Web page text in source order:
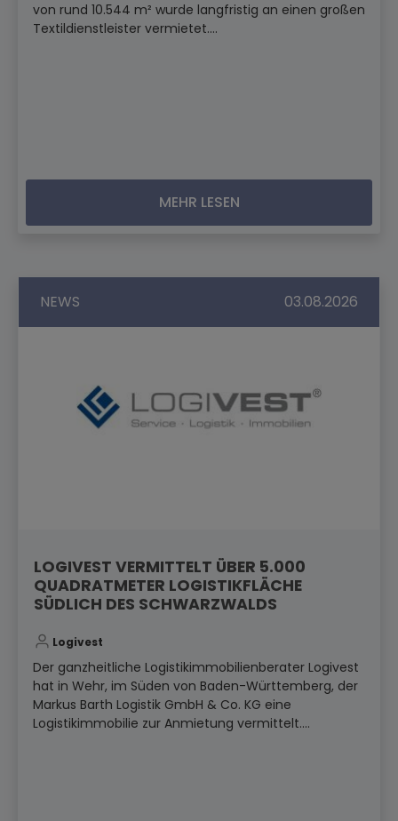
von rund 10.544 m² wurde langfristig an einen großen
Textildienstleister vermietet....
MEHR LESEN
NEWS 03.08.2026
LOGIVEST VERMITTELT ÜBER 5.000
QUADRATMETER LOGISTIKFLÄCHE
SÜDLICH DES SCHWARZWALDS
Logivest
Der ganzheitliche Logistikimmobilienberater Logivest
hat in Wehr, im Süden von Baden-Württemberg, der
Markus Barth Logistik GmbH & Co. KG eine
Logistikimmobilie zur Anmietung vermittelt....